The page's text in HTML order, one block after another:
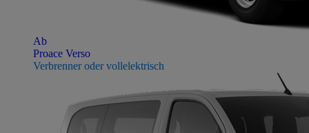
Ab
Proace Verso
Verbrenner oder vollelektrisch